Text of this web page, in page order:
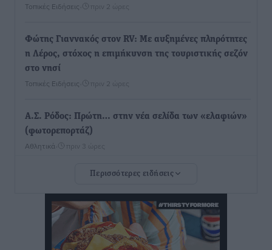
Τοπικές Ειδήσεις πριν 2 ώρες
Φώτης Γιαννακός στον RV: Με αυξημένες πληρότητες
η Λέρος, στόχος η επιμήκυνση της τουριστικής σεζόν
στο νησί
Τοπικές Ειδήσεις πριν 2 ώρες
Α.Σ. Ρόδος: Πρώτη… στην νέα σελίδα των «ελαφιών»
(φωτορεπορτάζ)
Αθλητικά πριν 3 ώρες
Στίβος: Οι βαθμολογίες των συλλόγων της
Δωδεκανήσου
Αθλητικά• πριν 3 ώρες
Νέες ταυτότητες: Ποιοι πρέπει να τις αλλάξουν άμεσα
Περισσότερες ειδήσεις